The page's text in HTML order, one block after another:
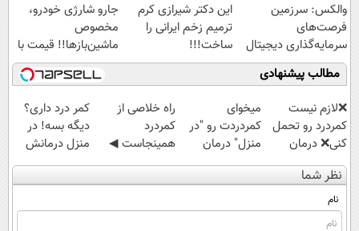
والکس: سرزمین
فرصت‌های
سرمایه‌گذاری دیجیتال
شما
این دکتر شیرازی کرم
ترمیم زخم ایرانی را
ساخت!!!
جارو شارژی خودرو،
مخصوص
ماشین‌باز‌ها!! قیمت با
تخفیف: فقط
1,499,000
مطالب پیشنهادی
❌لازم نیست
کمردرد رو تحمل
کنی❌ درمان
بدون جراحی و
قرص
(پرسشنامه)
میخوای
کمردردت رو "در
منزل" درمان
کنی؟ (◂فیلم +
◂پرسش‌نامه)
‌راه خلاصی از
کمردرد
همینجاست ◀
فقط کافیه فرم
رو پر کنی!
کمر درد داری؟
دیگه بسه! در
منزل درمانش
کن
(◀پرسش‌نامه)
نظر شما
نام